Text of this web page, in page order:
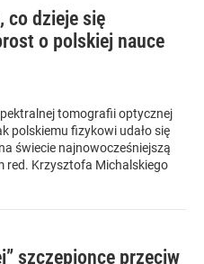
co dzieje się
o polskiej nauce
tomografii optycznej
polskiemu fizykowi udało się
świecie najnowocześniejszą
red. Krzysztofa Michalskiego
szczepionce przeciw